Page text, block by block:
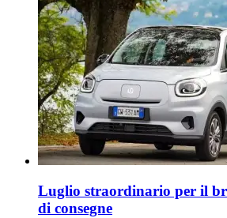
Luglio straordinario per il
di consegne